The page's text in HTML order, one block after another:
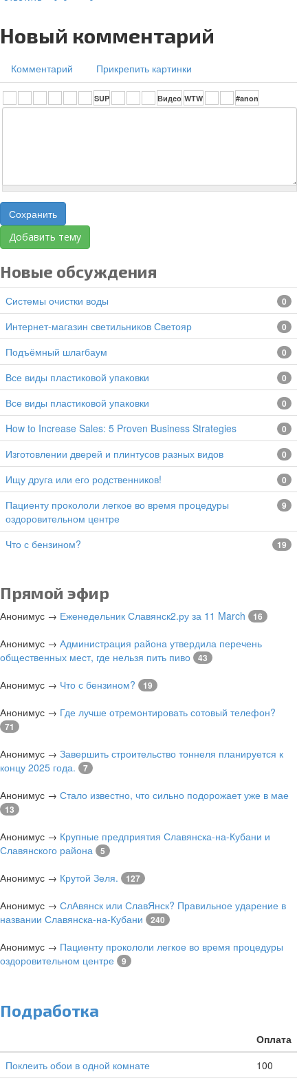
Новый комментарий
Комментарий Прикрепить картинки
Сохранить
Добавить тему
Новые обсуждения
Системы очистки воды 0
Интернет-магазин светильников Светояр 0
подъёмный шлагбаум 0
все виды пластиковой упаковки 0
все виды пластиковой упаковки 0
How to Increase Sales: 5 Proven Business Strategies 0
изготовлении дверей и плинтусов разных видов 0
Ищу друга или его родственников! 0
Пациенту прокололи легкое во время процедуры
оздоровительном центре
9
Что с бензином? 19
Прямой эфир
Анонимус → Еженедельник Славянск2.ру за 11 March 16
Анонимус → Администрация района утвердила перечень
общественных мест, где нельзя пить пиво
43
Анонимус → Что с бензином? 19
Анонимус → Где лучше отремонтировать сотовый телефон?
71
Анонимус → Завершить строительство тоннеля планируется к
концу 2025 года.
7
Анонимус → Стало известно, что сильно подорожает уже в мае
13
Анонимус → Крупные предприятия Славянска-на-Кубани и
Славянского района
5
Анонимус → Крутой Зеля. 127
Анонимус → СлАвянск или СлавЯнск? Правильное ударение в
названии Славянска-на-Кубани
240
Анонимус → Пациенту прокололи легкое во время процедуры
оздоровительном центре
9
Подработка
Оплата
Поклеить обои в одной комнате
100